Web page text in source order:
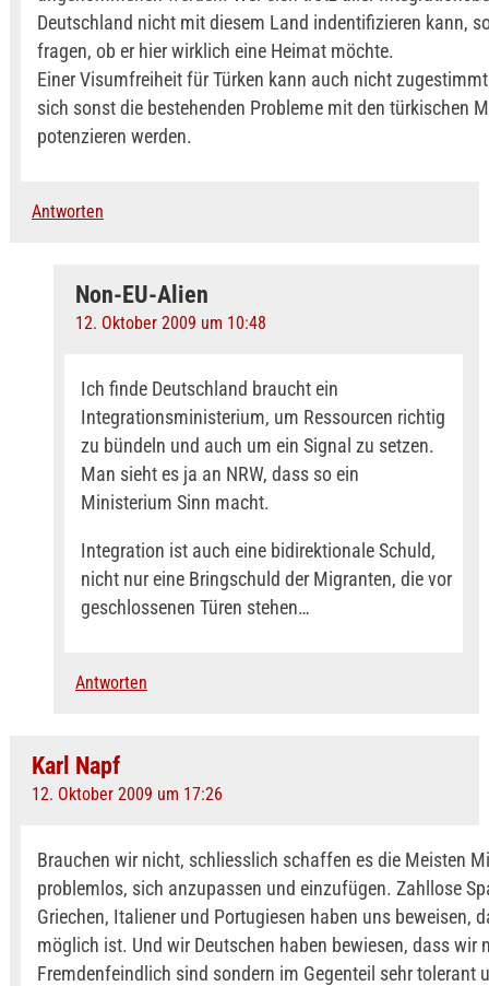
Deutschland nicht mit diesem Land indentifizieren kann,
fragen, ob er hier wirklich eine Heimat möchte.
Einer Visumfreiheit für Türken kann auch nicht
sich sonst die bestehenden Probleme mit den türkischen
potenzieren werden.
Antworten
Non-EU-Alien
12. Oktober 2009 um 10:48
Ich finde Deutschland braucht ein
Integrationsministerium, um Ressourcen richtig
zu bündeln und auch um ein Signal zu setzen.
Man sieht es ja an NRW, dass so ein
Ministerium Sinn macht.
Integration ist auch eine bidirektionale Schuld,
nicht nur eine Bringschuld der Migranten, die vor
geschlossenen Türen stehen…
Antworten
Karl Napf
12. Oktober 2009 um 17:26
Brauchen wir nicht, schliesslich schaffen es die Meisten
problemlos, sich anzupassen und einzufügen. Zahllose
Griechen, Italiener und Portugiesen haben uns beweisen,
möglich ist. Und wir Deutschen haben bewiesen, dass wir
Fremdenfeindlich sind sondern im Gegenteil sehr tolerant